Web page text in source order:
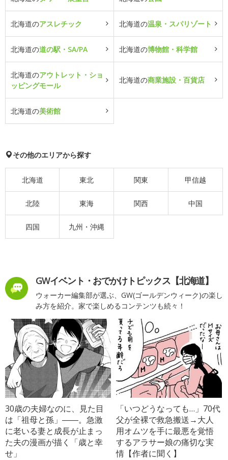
北海道のアスレチック 北海道の温泉・スパリゾート
北海道の道の駅・SA/PA 北海道の博物館・科学館
北海道のアウトレット・ショ
ッピングモール
北海道の商業施設・百貨店
北海道の美術館
その他のエリアから探す
北海道 東北 関東 甲信越
北陸 東海 関西 中国
四国 九州・沖縄
GWイベント・おでかけトピックス【北海道】
ウォーカー編集部が選ぶ、GW(ゴールデンウィーク)の楽し
み方を紹介。家で楽しめるコンテンツも続々！
30歳の夫婦なのに、見た目
は「祖母と孫」――。急激
に老いる妻と成長が止まっ
た夫の漫画が描く「歳と幸
せ」
「いつどうなっても…」70代
父が全裸で救急搬送→大人
用オムツを手に最悪を覚悟
するアラサー娘の痛切な実
情【作者に聞く】